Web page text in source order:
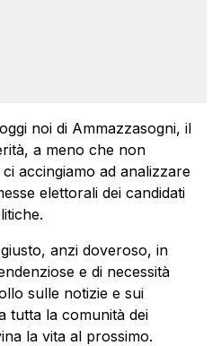
noi di Ammazzasogni, il
a meno che non
accingiamo ad analizzare
elettorali dei candidati
anzi doveroso, in
e di necessità
sulle notizie e sui
tutta la comunità dei
la vita al prossimo.